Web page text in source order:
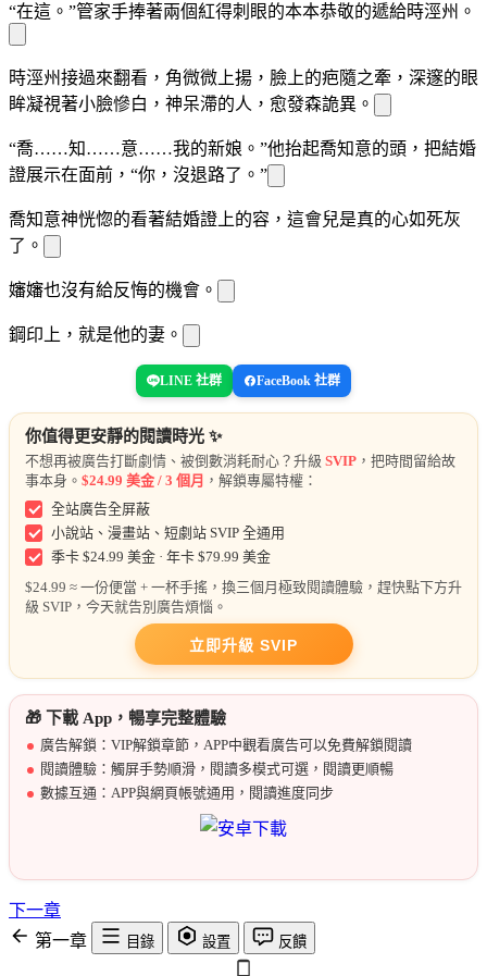
“在這。”管家手捧著兩個紅得刺眼的本本恭敬的遞給時涇州。
時涇州接過來翻看， 角微微上揚，臉上的疤隨之牽 ，深邃的眼
眸凝視著小臉慘白，神呆滯的人，愈發森詭異。
“喬……知……意……我的新娘。”他抬起喬知意的頭，把結婚
證展示在面前，“你，沒退路了。”
喬知意神恍惚的看著結婚證上的容，這會兒是真的心如死灰
了。
嬸嬸也沒有給反悔的機會。
鋼印 上， 就是他的妻。
LINE 社群 FaceBook 社群
你值得更安靜的閱讀時光 ✨
不想再被廣告打斷劇情、被倒數消耗耐心？升級 SVIP ，把時間留給故
事本身。 $24.99 美金 / 3 個月 ，解鎖專屬特權：
全站廣告全屏蔽
小說站、漫畫站、短劇站 SVIP 全通用
季卡 $24.99 美金 · 年卡 $79.99 美金
$24.99 ≈ 一份便當 + 一杯手搖，換三個月極致閱讀體驗，趕快點下方升
級 SVIP，今天就告別廣告煩惱。
立即升級 SVIP
🎁 下載 App，暢享完整體驗
廣告解鎖：VIP解鎖章節，APP中觀看廣告可以免費解鎖閱讀
閱讀體驗：觸屏手勢順滑，閱讀多模式可選，閱讀更順暢
數據互通：APP與網頁帳號通用，閱讀進度同步
下一章
第一章
目錄 設置 反饋